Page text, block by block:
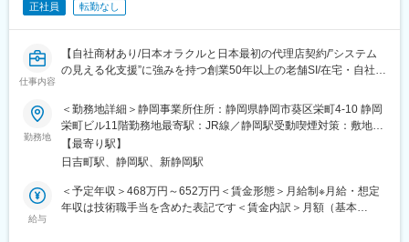
況を考慮して決定します。客先常駐の場合は、浜松市内または近
ン先が適正かどうかを面談で決めます。
■働く環境
小～中規模案件では、顧客ヒアリング、構成検討・提案・構築ま
で一貫して担当。
顧客折衝や提案資料作成など、上流工程にもチャレンジ可能。
変更の範囲：会社の定める業務
正社員 転勤なし
仕事内容
【自社商材あり/日本オラクルと日本最初の代理店契約/”システム
の見える化支援”に強みを持つ創業50年以上の老舗SI/在宅・自社勤
■概要
創業（1969年）以来、半世紀にわたってお客様の開発を手掛けて
きた同社。システムに対する度重なる改修・機能追加要望によっ
てブラックボックス化した設計書のソースコードをトレース、シ
ステムの見える化やマイグレーション要望に対応し成長してきま
した。浜松拠点は中部のエンドユーザーを中心とした直接受託開
勤務地
＜勤務地詳細＞静岡事業所住所：静岡県静岡市葵区栄町4-10 静岡
栄町ビル11階勤務地最寄駅：JR線／静岡駅受動喫煙対策：敷地内
喫煙可能場所あり変更の範囲：会社の定める事業所（リモートワ
ーク含む）
【最寄り駅】
日吉町駅、静岡駅、新静岡駅
給与
＜予定年収＞468万円～652万円＜賃金形態＞月給制※月給・想定
年収は技術職手当を含めた表記です＜賃金内訳＞月額（基本